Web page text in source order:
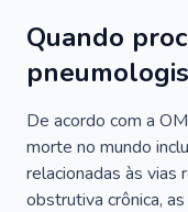
Quando
De acordo com a
morte no mundo
relacionadas às vias
obstrutiva crônica,